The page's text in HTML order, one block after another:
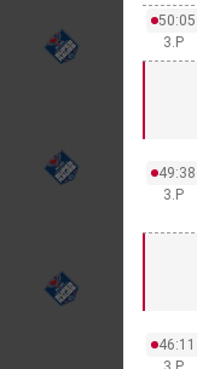
50:05
3.P
49:38
3.P
46:11